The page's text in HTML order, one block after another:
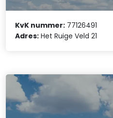
KvK nummer: 77126491
Adres: Het Ruige Veld 21